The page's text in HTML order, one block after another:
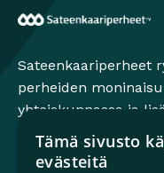
Sateenkaariperheet
perheiden
yhteiskunnassa ja
sateenkaariperheistä.
Tämä sivusto
evästeitä